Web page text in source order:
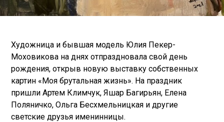
Художница и бывшая модель Юлия Пекер-
Моховикова на днях отпраздновала свой день
рождения, открыв новую выставку собственных
картин «Моя брутальная жизнь». На праздник
пришли Артем Климчук, Яшар Багирьян, Елена
Поляничко, Ольга Бесхмельницкая и другие
светские друзья именинницы.